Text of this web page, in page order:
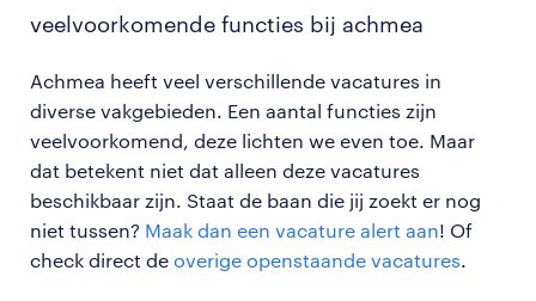
veelvoorkomende functies bij achmea
Achmea heeft veel verschillende vacatures in
diverse vakgebieden. Een aantal functies zijn
veelvoorkomend, deze lichten we even toe. Maar
dat betekent niet dat alleen deze vacatures
beschikbaar zijn. Staat de baan die jij zoekt er nog
niet tussen? Maak dan een vacature alert aan! Of
check direct de overige openstaande vacatures.